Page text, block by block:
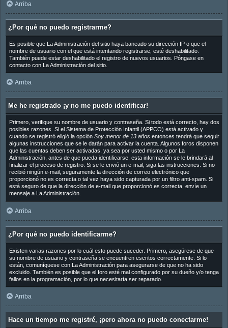
Arriba
¿Por qué no puedo registrarme?
Es posible que La Administración del sitio haya baneado su dirección IP o que el
nombre de usuario con el que está intentando registrarse, esté deshabilitado.
También puede estar deshabilitado el registro de nuevos usuarios. Póngase en
contacto con La Administración del sitio.
Arriba
Me he registrado ¡y no me puedo identificar!
Primero, verifique su nombre de usuario y contraseña. Si todo está correcto, hay dos
posibles razones. Si el Sistema de Protección Infantil (APPCO) está activado y
cuando se registró eligió la opción Soy menor de 13 añosentonces tendrá que seguir
algunas instrucciones que se le darán para activar la cuenta. Algunos foros disponen
que las cuentas deben ser activadas, ya sea por usted mismo o por La
Administración, antes de que pueda identificarse; esta información se le brindará al
finalizar el proceso de registro. Si se le envió un e-mail, siga las instrucciones. Si no
recibió ningún e-mail, seguramente la dirección de correo electrónico que
proporcionó no es correcta o tal vez haya sido capturada por un filtro anti-spam. Si
está seguro de que la dirección de e-mail que proporcionó es correcta, envíe un
mensaje a La Administración.
Arriba
¿Por qué no puedo identificarme?
Existen varias razones por lo cuál esto puede suceder. Primero, asegúrese de que
su nombre de usuario y contraseña se encuentren escritos correctamente. Si lo
están, comuníquese con La Administración para asegurarse de que no ha sido
excluido. También es posible que el foro esté mal configurado por su dueño y/o tenga
fallos en la programación, por lo que necesitaría ser reparado.
Arriba
Hace un tiempo me registré, ¡pero ahora no puedo conectarme!